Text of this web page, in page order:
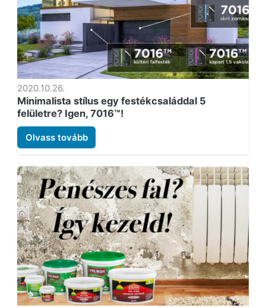
2020.10.26.
Minimalista stílus egy festékcsaláddal 5
felületre? Igen, 7016™!
Olvass tovább